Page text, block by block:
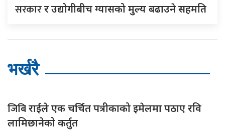
सरकारर उद्योगीबीच ग्यासको मुल्य बढाउने सहमति
भर्खरै
जिबिराईले एक चर्चित पत्रीकाको इमेलमा पठाए रवि
लामिछानेको कर्तुत